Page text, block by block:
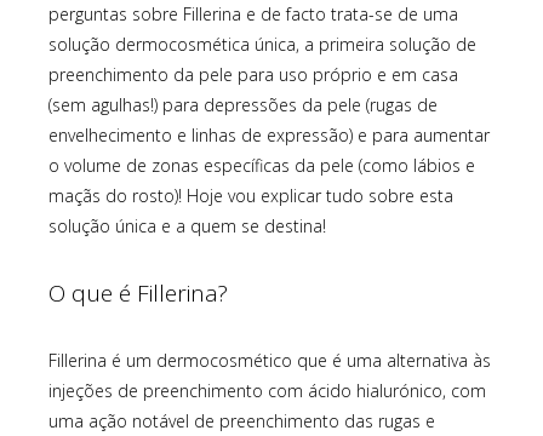
perguntas sobre Fillerina e de facto trata-se de uma
solução dermocosmética única, a primeira solução de
preenchimento da pele para uso próprio e em casa
(sem agulhas!) para depressões da pele (rugas de
envelhecimento e linhas de expressão) e para aumentar
o volume de zonas específicas da pele (como lábios e
maçãs do rosto)! Hoje vou explicar tudo sobre esta
solução única e a quem se destina!
O que é Fillerina?
Fillerina é um dermocosmético que é uma alternativa às
injeções de preenchimento com ácido hialurónico, com
uma ação notável de preenchimento das rugas e